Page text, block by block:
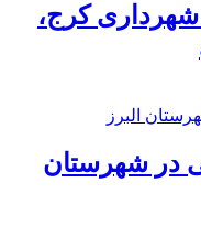
شهرداری کرج،
در شهرستان